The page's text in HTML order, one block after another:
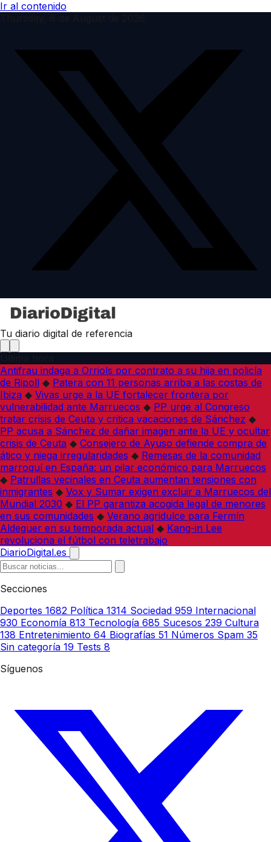
Ir al contenido
Tu diario digital de referencia
Antifrau indaga a Orriols por contrato a su hija en policía
de Ripoll ◆ Patera con 11 personas arriba a las costas de
Ibiza ◆ Vivas urge a la UE fortalecer frontera por
vulnerabilidad ante Marruecos ◆ PP urge al Congreso
tratar crisis de Ceuta y critica vacaciones de Sánchez ◆
PP acusa a Sánchez de dañar imagen ante la UE y ocultar
crisis de Ceuta ◆ Consejero de Ayuso defiende compra de
ático y niega irregularidades ◆ Remesas de la comunidad
marroquí en España: un pilar económico para Marruecos
◆ Patrullas vecinales en Ceuta aumentan tensiones con
inmigrantes ◆ Vox y Sumar exigen excluir a Marruecos del
Mundial 2030 ◆ El PP garantiza acogida legal de menores
en sus comunidades ◆ Verano agridulce para Fermín
Aldeguer en su temporada actual ◆ Kang-in Lee
revoluciona el fútbol con teletrabajo
DiarioDigital.es
Secciones
Deportes 1682 Política 1314 Sociedad 959 Internacional
930 Economía 813 Tecnología 685 Sucesos 239 Cultura
138 Entretenimiento 64 Biografías 51 Números Spam 35
Sin categoría 19 Tests 8
Síguenos